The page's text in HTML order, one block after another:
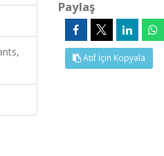
Paylaş
Atıf İçin Kopyala